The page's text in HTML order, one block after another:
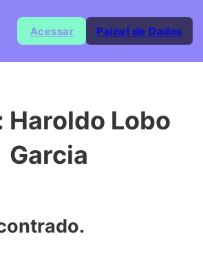
Acessar Painel de Dados
Haroldo Lobo
Garcia